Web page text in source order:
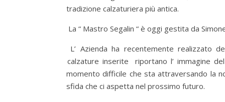
tradizione calzaturiera più antica.
La “ Mastro Segalin “ è oggi gestita da
L’ Azienda ha recentemente realizzato
calzature inserite riportano l’ immagine
momento difficile che sta attraversando la
sfida che ci aspetta nel prossimo futuro.